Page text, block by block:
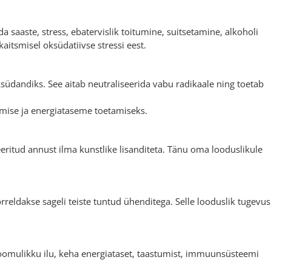
saaste, stress, ebatervislik toitumine, suitsetamine, alkoholi
oksüdatiivse stressi eest.
See aitab neutraliseerida vabu radikaale ning toetab
ja energiataseme toetamiseks.
annust ilma kunstlike lisanditeta. Tänu oma looduslikule
sageli teiste tuntud ühenditega. Selle looduslik tugevus
ilu, keha energiataset, taastumist, immuunsüsteemi